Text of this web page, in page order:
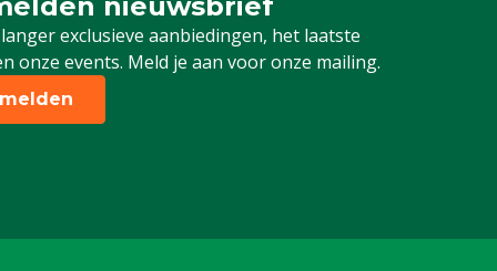
exclusieve aanbiedingen, het laatste
onze events. Meld je aan voor onze mailing.
in voor onze nieuwsbrief